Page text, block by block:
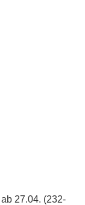
27.04. (232-